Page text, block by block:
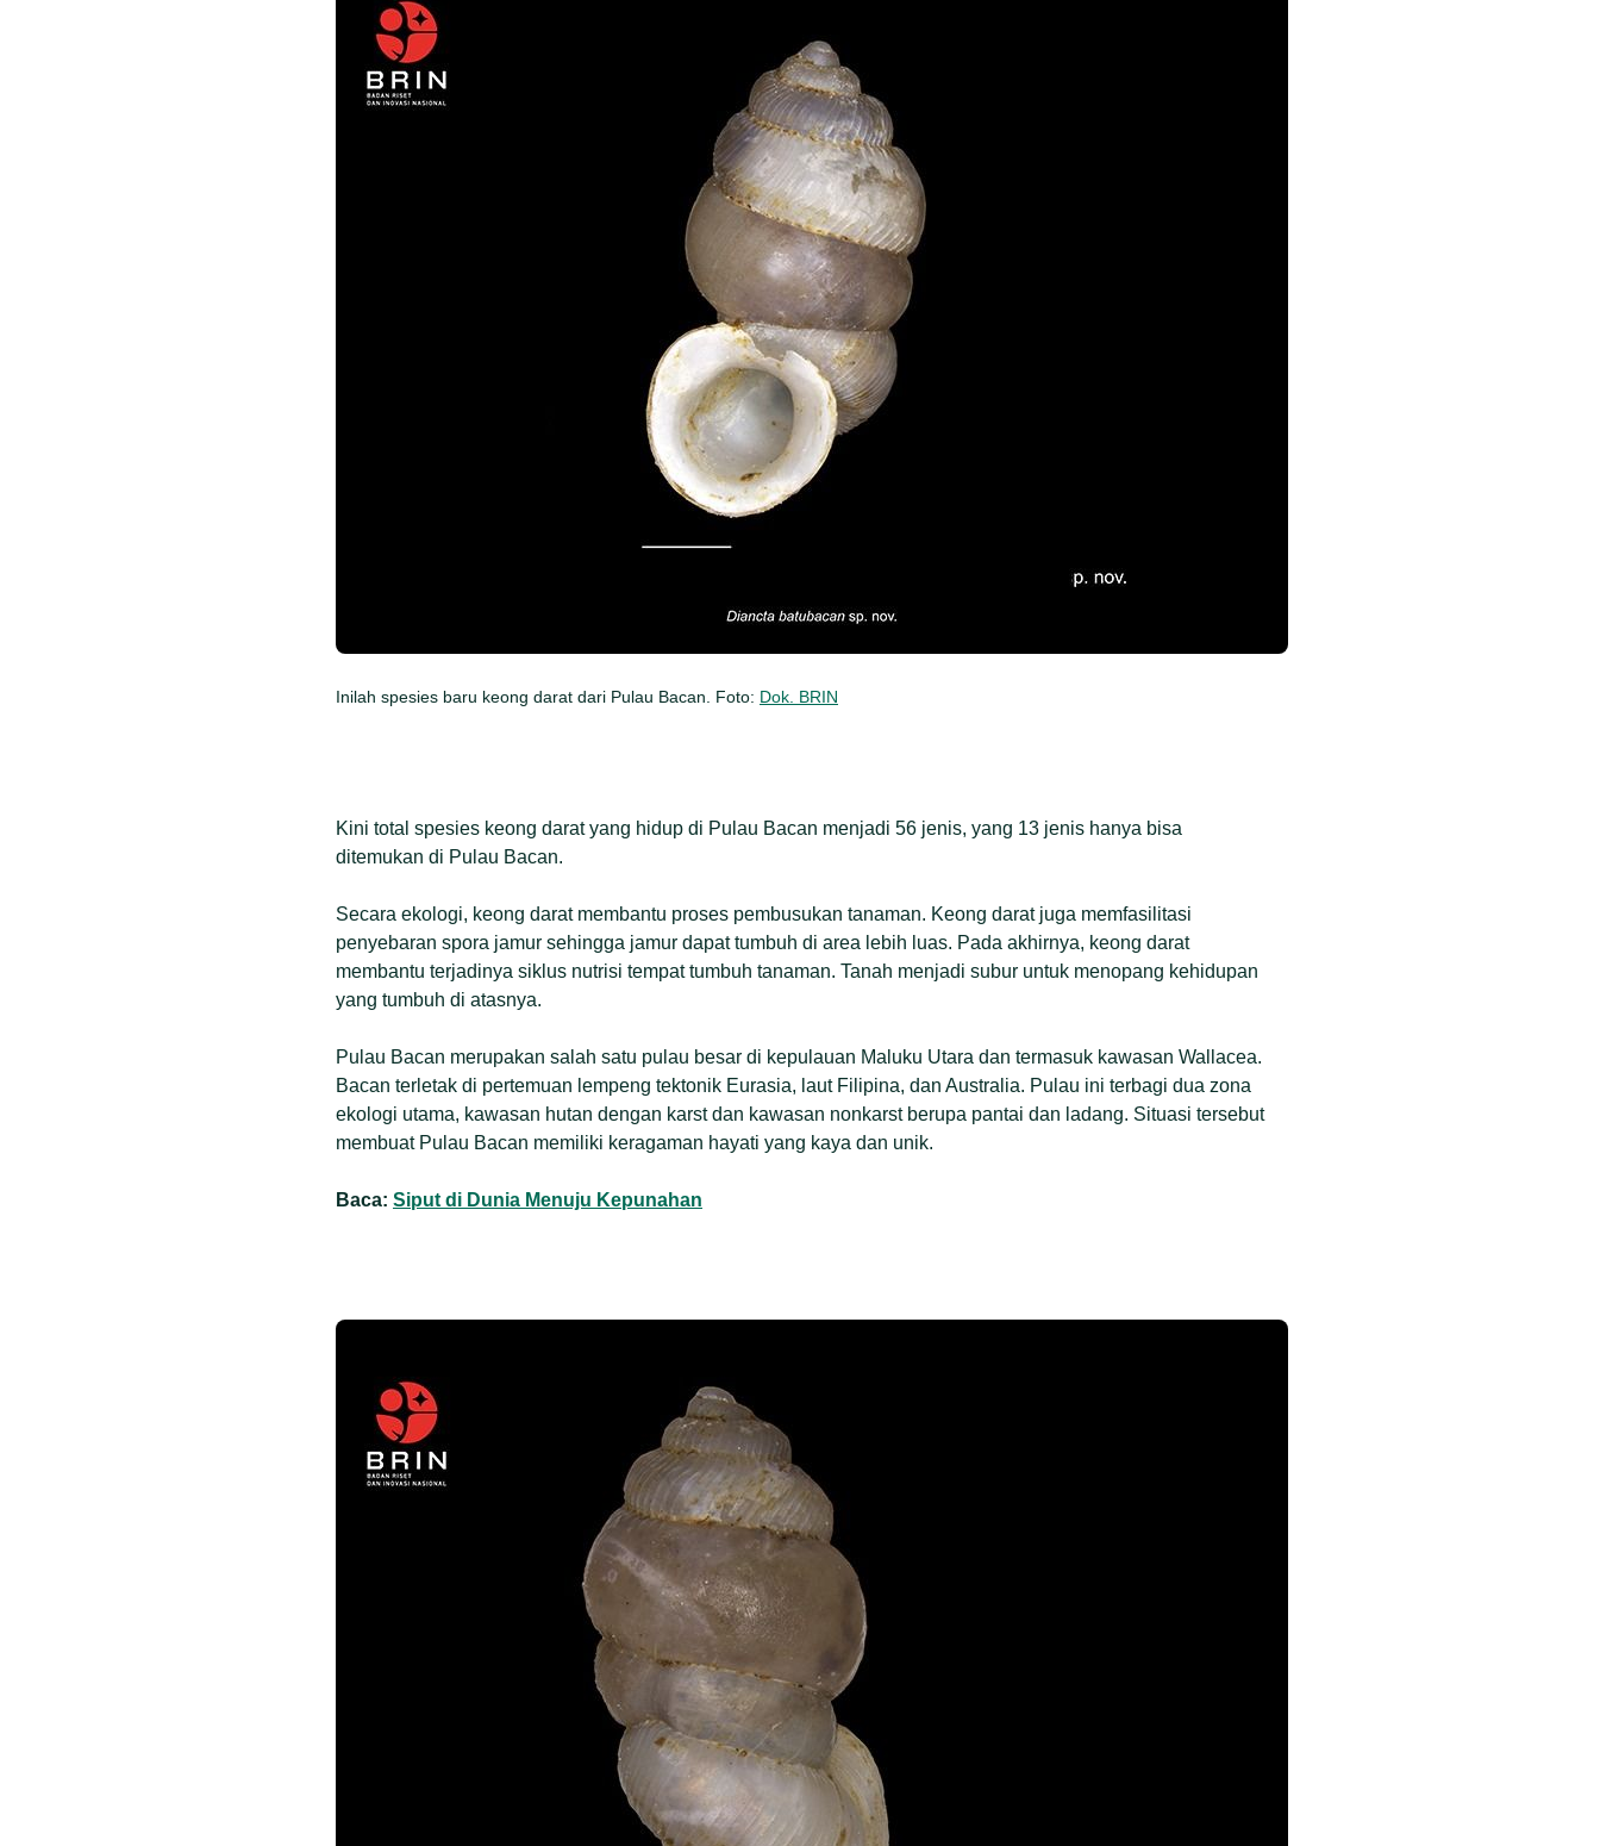
Inilah spesies baru keong darat dari Pulau Bacan. Foto: Dok. BRIN
Kini total spesies keong darat yang hidup di Pulau Bacan menjadi 56 jenis, yang 13 jenis hanya bisa
ditemukan di Pulau Bacan.
Secara ekologi, keong darat membantu proses pembusukan tanaman. Keong darat juga memfasilitasi
penyebaran spora jamur sehingga jamur dapat tumbuh di area lebih luas. Pada akhirnya, keong darat
membantu terjadinya siklus nutrisi tempat tumbuh tanaman. Tanah menjadi subur untuk menopang kehidupan
yang tumbuh di atasnya.
Pulau Bacan merupakan salah satu pulau besar di kepulauan Maluku Utara dan termasuk kawasan Wallacea.
Bacan terletak di pertemuan lempeng tektonik Eurasia, laut Filipina, dan Australia. Pulau ini terbagi dua zona
ekologi utama, kawasan hutan dengan karst dan kawasan nonkarst berupa pantai dan ladang. Situasi tersebut
membuat Pulau Bacan memiliki keragaman hayati yang kaya dan unik.
Baca: Siput di Dunia Menuju Kepunahan